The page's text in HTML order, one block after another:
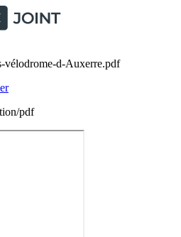
d-Auxerre.pdf
pdf